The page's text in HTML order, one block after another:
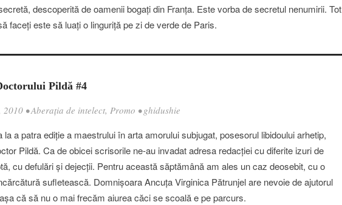
descoperită de oamenii bogaţi din Franţa. Este vorba de secretul nenumirii. Tot
faceţi este să luaţi o linguriţă pe zi de verde de Paris.
Pildă #4
2010 •Aberația de intelect, Promo •ghidushie
la a patra ediţie a maestrului în arta amorului subjugat, posesorul libidoului arhetip,
Pildă. Ca de obicei scrisorile ne-au invadat adresa redacţiei cu diferite izuri de
cu defulări şi dejecţii. Pentru această săptămână am ales un caz deosebit, cu o
sufletească. Domnişoara Ancuţa Virginica Pătrunjel are nevoie de ajutorul
că să nu o mai frecăm aiurea căci se scoală e pe parcurs.